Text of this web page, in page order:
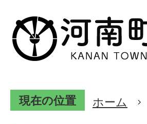
現在の位置 ホーム